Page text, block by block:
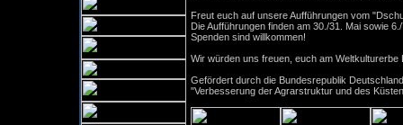
Freut euch auf unsere Aufführungen vom
Die Aufführungen finden am 30./31. Mai sowie
Spenden sind willkommen!
Wir würden uns freuen, euch am Weltkulturerbe
Gefördert durch die Bundesrepublik
"Verbesserung der Agrarstruktur und des